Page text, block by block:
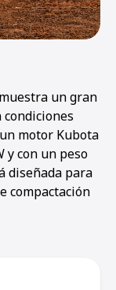
un gran
motor Kubota
y con un peso
diseñada para
compactación